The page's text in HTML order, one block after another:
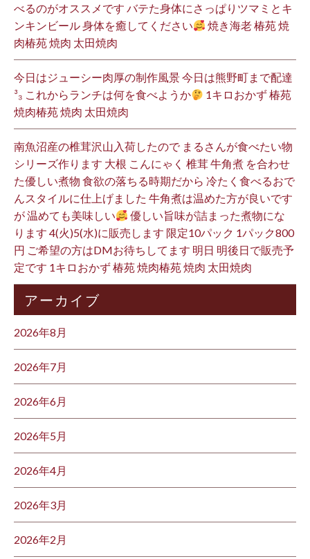
べるのがオススメです バテた身体にさっぱりツマミとキ
ンキンビール 身体を癒してください
焼き海老 椿苑 焼
肉椿苑 焼肉 太田焼肉
今日はジューシー肉厚の制作風景 今日は熊野町まで配達
³₃ これからランチは何を食べようか
1キロおかず 椿苑
焼肉椿苑 焼肉 太田焼肉
南魚沼産の椎茸沢山入荷したので まるさんが食べたい物
シリーズ作ります 大根 こんにゃく 椎茸 牛角煮 を合わせ
た優しい煮物 食欲の落ちる時期だから 冷たく食べるおで
んスタイルに仕上げました 牛角煮は温めた方が良いです
が 温めても美味しい
優しい旨味が詰まった煮物にな
ります 4(火)5(水)に販売します 限定10パック 1パック800
円 ご希望の方はDMお待ちしてます 明日 明後日で販売予
定です 1キロおかず 椿苑 焼肉椿苑 焼肉 太田焼肉
アーカイブ
2026年8月
2026年7月
2026年6月
2026年5月
2026年4月
2026年3月
2026年2月